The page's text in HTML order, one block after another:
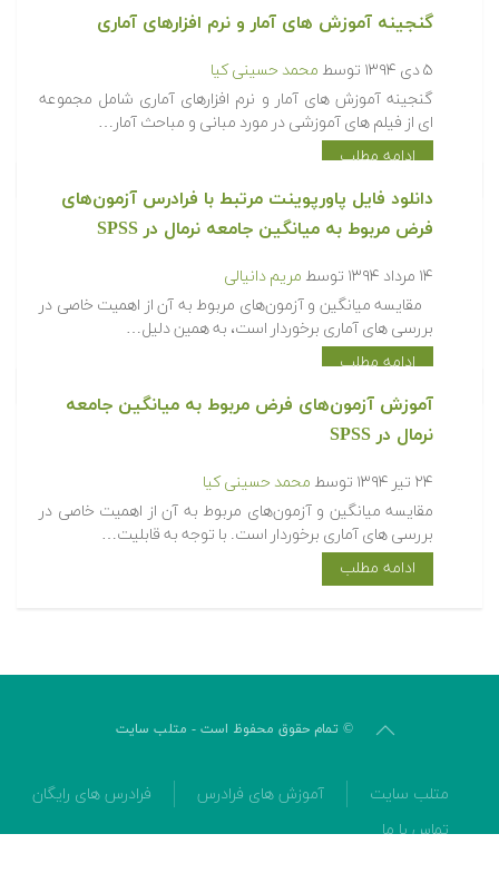
گنجینه آموزش های آمار و نرم افزارهای آماری
۵ دی ۱۳۹۴ توسط محمد حسینی کیا
گنجینه آموزش های آمار و نرم افزارهای آماری شامل مجموعه
ای از فیلم های آموزشی در مورد مبانی و مباحث آمار…
ادامه مطلب
دانلود فایل پاورپوینت مرتبط با فرادرس آزمون‌های
فرض مربوط به میانگین جامعه نرمال در SPSS
۱۴ مرداد ۱۳۹۴ توسط مریم دانیالی
مقایسه میانگین و آزمون‌های مربوط به آن از اهمیت خاصی در
بررسی های آماری برخوردار است، به همین دلیل…
ادامه مطلب
آموزش آزمون‌های فرض مربوط به میانگین جامعه
نرمال در SPSS
۲۴ تیر ۱۳۹۴ توسط محمد حسینی کیا
مقایسه میانگین و آزمون‌های مربوط به آن از اهمیت خاصی در
بررسی های آماری برخوردار است. با توجه به قابلیت…
ادامه مطلب
© تمام حقوق محفوظ است - متلب سایت
متلب سایت آموزش های فرادرس
فرادرس های رایگان
تماس با ما